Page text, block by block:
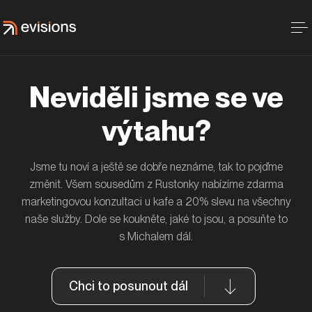
Neviděli jsme se ve
výtahu?
Jsme tu noví a ještě se dobře neznáme, tak to pojďme
změnit. Všem sousedům z Rustonky nabízíme zdarma
marketingovou konzultaci u kafe a 20% slevu na všechny
naše služby. Dole se koukněte, jaké to jsou, a posuňte to
s Michalem dál.
Chci to posunout dál